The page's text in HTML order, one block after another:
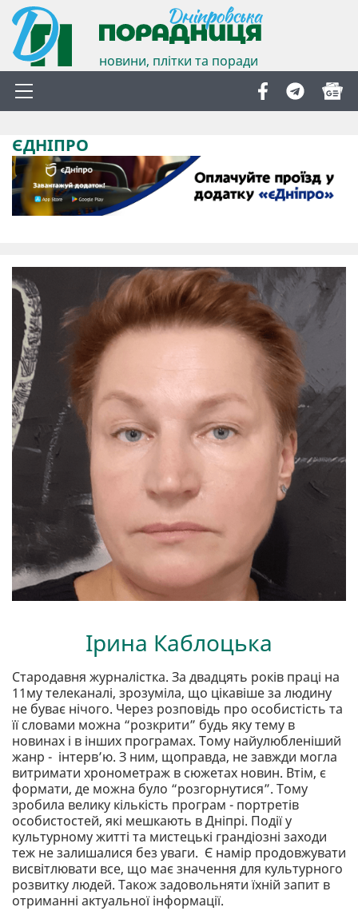
новини, плітки та поради
ЄДНІПРО
Ірина Каблоцька
Стародавня журналістка. За двадцять років праці на
11му телеканалі, зрозуміла, що цікавіше за людину
не буває нічого. Через розповідь про особистість та
її словами можна “розкрити” будь яку тему в
новинах і в інших програмах. Тому найулюбленіший
жанр - інтерв’ю. З ним, щоправда, не завжди могла
витримати хронометраж в сюжетах новин. Втім, є
формати, де можна було “розгорнутися”. Тому
зробила велику кількість програм - портретів
особистостей, які мешкають в Дніпрі. Події у
культурному житті та мистецькі грандіозні заходи
теж не залишалися без уваги. Є намір продовжувати
висвітлювати все, що має значення для культурного
розвитку людей. Також задовольняти їхній запит в
отриманні актуальної інформації.